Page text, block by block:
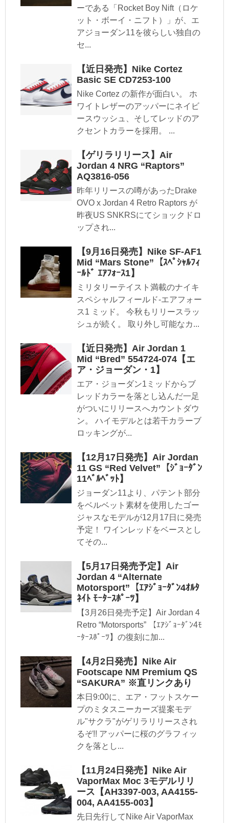
ーである「Rocket Boy Nift（ロケ
ット・ボーイ・ニフト）」が、エ
アジョーダン11を彼らしい独自の
セ...
【近日発売】Nike Cortez
Basic SE CD7253-100
Nike Cortez の新作が面白い。 ホ
ワイトレザーのアッパーにネイビ
ースウッシュ、そしてレッドのア
クセントカラーを採用。 ...
【ゲリラリリース】Air
Jordan 4 NRG “Raptors”
AQ3816-056
昨年リリースの噂があったDrake
OVO x Jordan 4 Retro Raptors が
昨夜US SNKRSにてショックドロ
ップされ...
【9月16日発売】Nike SF-AF1
Mid “Mars Stone”【ｽﾍﾟｼｬﾙﾌｨ
ｰﾙﾄﾞ ｴｱﾌｫｰｽ1】
ミリタリーテイスト満載のナイキ
スペシャルフィールド-エアフォー
ス1 ミッド。 今秋もリリースラッ
シュが続く。 取り外し可能なカ...
【近日発売】Air Jordan 1
Mid “Bred” 554724-074【エ
ア・ジョーダン・1】
エア・ジョーダン1ミッドからブ
レッドカラーを落とし込んだ一足
がついにリリースへカウントダウ
ン。 ハイモデルとは若干カラーブ
ロッキングが...
【12月17日発売】Air Jordan
11 GS “Red Velvet”【ｼﾞｮｰﾀﾞﾝ
11ﾍﾞﾙﾍﾞｯﾄ】
ジョーダン11より、パテント部分
をベルベット素材を使用したゴー
ジャスなモデルが12月17日に発売
予定！ ワインレッドをベースとし
てその...
【5月17日発売予定】Air
Jordan 4 “Alternate
Motorsport”【ｴｱｼﾞｮｰﾀﾞﾝ4ｵﾙﾀ
ﾈｲﾄ ﾓｰﾀｰｽﾎﾟｰﾂ】
【3月26日発売予定】Air Jordan 4
Retro “Motorsports” 【ｴｱｼﾞｮｰﾀﾞﾝ4ﾓ
ｰﾀｰｽﾎﾟｰﾂ】の復刻に加...
【4月2日発売】Nike Air
Footscape NM Premium QS
“SAKURA” ※直リンクあり
本日9:00に、エア・フットスケー
プのミタスニーカーズ提案モデ
ル"サクラ"がゲリラリリースされ
るぞ!! アッパーに桜のグラフィッ
クを落とし...
【11月24日発売】Nike Air
VaporMax Moc 3モデルリリ
ース【AH3397-003, AA4155-
004, AA4155-003】
先日先行してNike Air VaporMax